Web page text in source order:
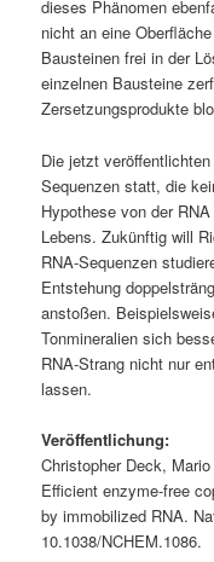
dieses Phänomen
nicht an eine
Bausteinen frei in der
einzelnen Bausteine
Zersetzungsprodukte
Die jetzt
Sequenzen statt, die
Hypothese von der
Lebens. Zukünftig will
RNA-Sequenzen
Entstehung
anstoßen.
Tonmineralien sich
RNA-Strang nicht nur
lassen.
Veröffentlichung:
Christopher Deck,
Efficient enzyme-free
by immobilized RNA.
10.1038/NCHEM.1086.